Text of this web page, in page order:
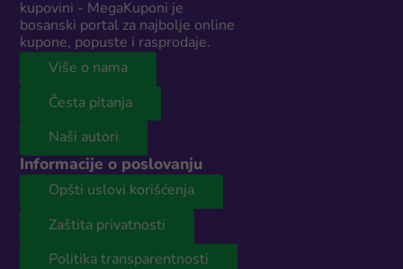
kupovini - MegaKuponi je
bosanski portal za najbolje online
kupone, popuste i rasprodaje.
Više o nama
Česta pitanja
Naši autori
Informacije o poslovanju
Opšti uslovi korišćenja
Zaštita privatnosti
Politika transparentnosti